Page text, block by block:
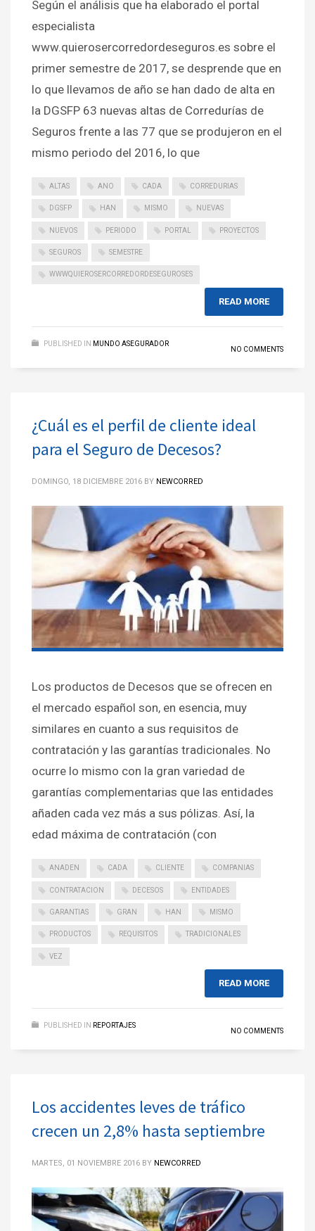
Según el análisis que ha elaborado el portal
especialista
www.quierosercorredordeseguros.es sobre el
primer semestre de 2017, se desprende que en
lo que llevamos de año se han dado de alta en
la DGSFP 63 nuevas altas de Corredurías de
Seguros frente a las 77 que se produjeron en el
mismo periodo del 2016, lo que
ALTAS ANO CADA CORREDURIAS
DGSFP HAN MISMO NUEVAS
NUEVOS PERIODO PORTAL PROYECTOS
SEGUROS SEMESTRE
WWWQUIEROSERCORREDORDESEGUROSES
READ MORE
PUBLISHED IN MUNDO ASEGURADOR
NO COMMENTS
¿Cuál es el perfil de cliente ideal
para el Seguro de Decesos?
DOMINGO, 18 DICIEMBRE 2016 BY NEWCORRED
Los productos de Decesos que se ofrecen en
el mercado español son, en esencia, muy
similares en cuanto a sus requisitos de
contratación y las garantías tradicionales. No
ocurre lo mismo con la gran variedad de
garantías complementarias que las entidades
añaden cada vez más a sus pólizas. Así, la
edad máxima de contratación (con
ANADEN CADA CLIENTE COMPANIAS
CONTRATACION DECESOS ENTIDADES
GARANTIAS GRAN HAN MISMO
PRODUCTOS REQUISITOS TRADICIONALES
VEZ
READ MORE
PUBLISHED IN REPORTAJES
NO COMMENTS
Los accidentes leves de tráfico
crecen un 2,8% hasta septiembre
MARTES, 01 NOVIEMBRE 2016 BY NEWCORRED